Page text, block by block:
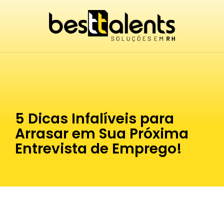
5 Dicas Infalíveis para
Arrasar em Sua Próxima
Entrevista de Emprego!